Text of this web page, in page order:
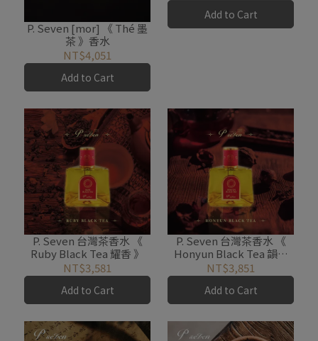
P. Seven [mor] 《 Thé 墨
茶 》香水
NT$4,051
Add to Cart
Add to Cart
P. Seven 台灣茶香水 《
Ruby Black Tea 耀香 》
NT$3,581
Add to Cart
P. Seven 台灣茶香水 《
Honyun Black Tea 韻香
》
NT$3,851
Add to Cart